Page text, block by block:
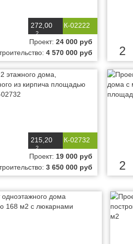
К-02222
272,00
м2
Проект:24 000 руб
4 570 000 руб 2
К-02732
215,20
м2
Проект: 19 000 руб
3 650 000 руб 2